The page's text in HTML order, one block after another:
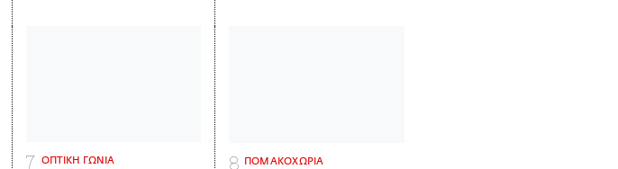
ΟΠΤΙΚΗ ΓΩΝΙΑ ΠΟΜΑΚΟΧΩΡΙΑ